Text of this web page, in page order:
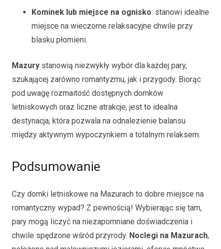
Kominek lub miejsce na ognisko: stanowi idealne
miejsce na wieczorne relaksacyjne chwile przy
blasku płomieni.
Mazury stanowią niezwykły wybór dla każdej pary,
szukającej zarówno romantyzmu, jak i przygody. Biorąc
pod uwagę rozmaitość dostępnych domków
letniskowych oraz liczne atrakcje, jest to idealna
destynacja, która pozwala na odnalezienie balansu
między aktywnym wypoczynkiem a totalnym relaksem.
Podsumowanie
Czy domki letniskowe na Mazurach to dobre miejsce na
romantyczny wypad? Z pewnością! Wybierając się tam,
pary mogą liczyć na niezapomniane doświadczenia i
chwile spędzone wśród przyrody. Noclegi na Mazurach,